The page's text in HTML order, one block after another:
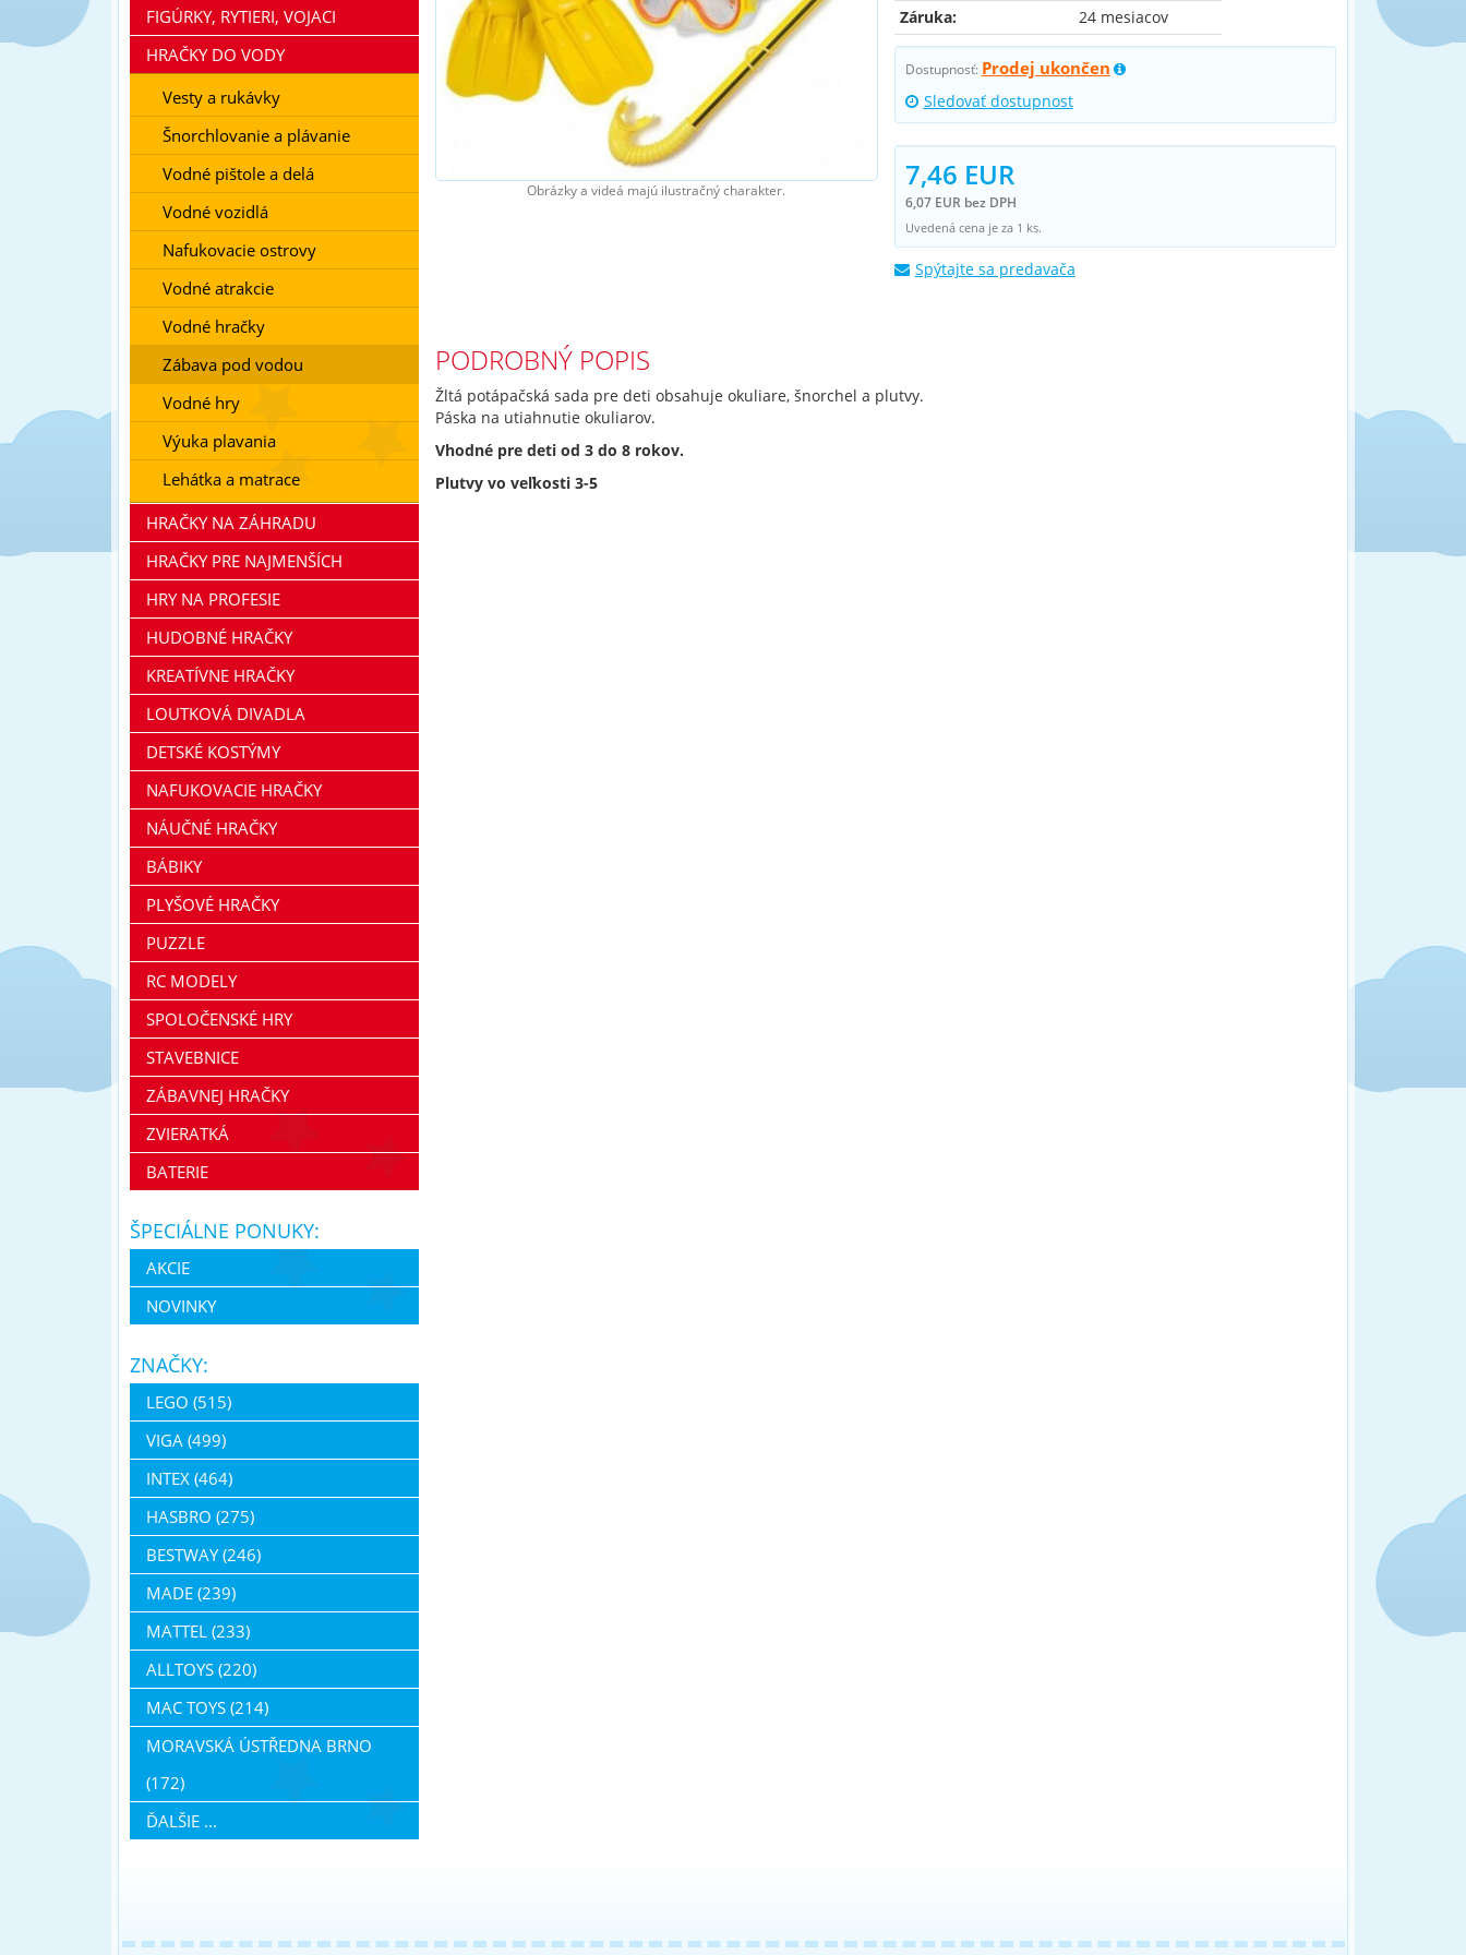
Obrázky a videá majú ilustračný charakter.
Záruka:
24 mesiacov
Dostupnosť: Prodej ukončen
Sledovať dostupnost
7,46 EUR
6,07 EUR bez DPH
Uvedená cena je za 1 ks.
Spýtajte sa predavača
PODROBNÝ POPIS
Žltá potápačská sada pre deti obsahuje okuliare, šnorchel a plutvy.
Páska na utiahnutie okuliarov.
Vhodné pre deti od 3 do 8 rokov.
Plutvy vo veľkosti 3-5
FIGÚRKY, RYTIERI, VOJACI
HRAČKY DO VODY
Vesty a rukávky
Šnorchlovanie a plávanie
Vodné pištole a delá
Vodné vozidlá
Nafukovacie ostrovy
Vodné atrakcie
Vodné hračky
Zábava pod vodou
Vodné hry
Výuka plavania
Lehátka a matrace
HRAČKY NA ZÁHRADU
HRAČKY PRE NAJMENŠÍCH
HRY NA PROFESIE
HUDOBNÉ HRAČKY
KREATÍVNE HRAČKY
LOUTKOVÁ DIVADLA
DETSKÉ KOSTÝMY
NAFUKOVACIE HRAČKY
NÁUČNÉ HRAČKY
BÁBIKY
PLYŠOVÉ HRAČKY
PUZZLE
RC MODELY
SPOLOČENSKÉ HRY
STAVEBNICE
ZÁBAVNEJ HRAČKY
ZVIERATKÁ
BATERIE
ŠPECIÁLNE PONUKY:
AKCIE
NOVINKY
ZNAČKY:
LEGO (515)
VIGA (499)
INTEX (464)
HASBRO (275)
BESTWAY (246)
MADE (239)
MATTEL (233)
ALLTOYS (220)
MAC TOYS (214)
MORAVSKÁ ÚSTŘEDNA BRNO
(172)
ĎALŠIE ...